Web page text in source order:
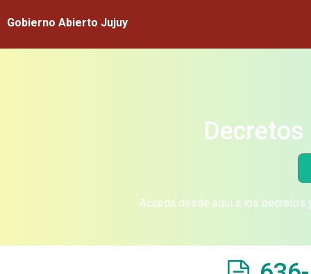
Gobierno Abierto Jujuy
Acceda desde aquí a los